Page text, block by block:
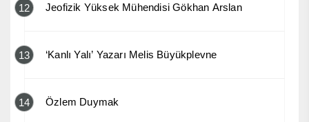
12 Jeofizik Yüksek Mühendisi Gökhan Arslan
13 ‘Kanlı Yalı’ Yazarı Melis Büyükplevne
14 Özlem Duymak